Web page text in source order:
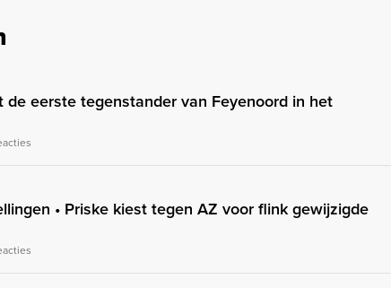
de eerste tegenstander van Feyenoord in het
• Priske kiest tegen AZ voor flink gewijzigde